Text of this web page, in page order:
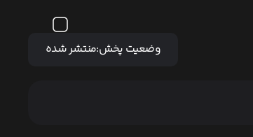
وضعیت پخش:منتشر شده